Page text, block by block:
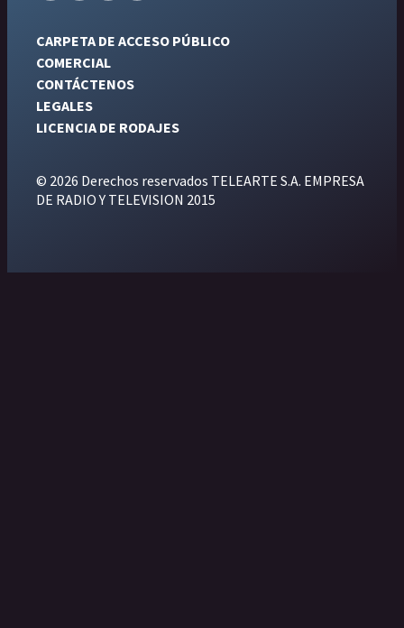
CARPETA DE ACCESO PÚBLICO
COMERCIAL
CONTÁCTENOS
LEGALES
LICENCIA DE RODAJES
© 2026 Derechos reservados TELEARTE S.A. EMPRESA
DE RADIO Y TELEVISION 2015